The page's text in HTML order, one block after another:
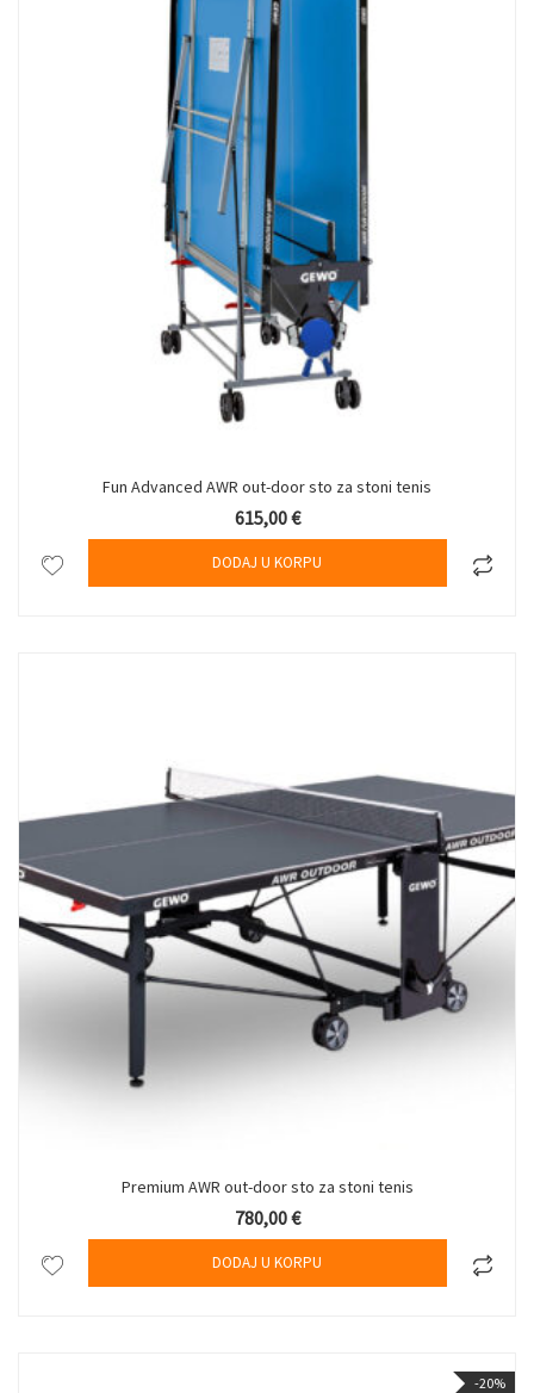
Fun Advanced AWR out-door sto za stoni tenis
615,00€
DODAJ U KORPU
Premium AWR out-door sto za stoni tenis
780,00€
DODAJ U KORPU
-20%